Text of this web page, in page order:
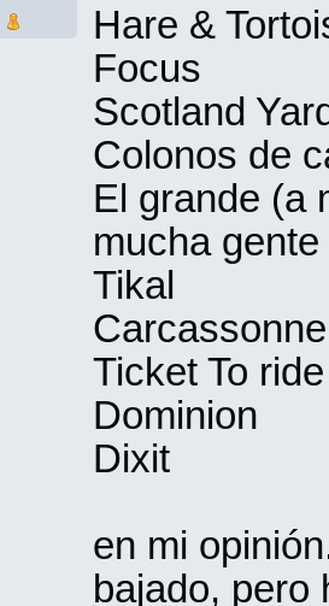
Hare &
Focus
Scotland
Colonos de
El grande (a
mucha
Tikal
Carcassonne
Ticket To ride
Dominion
Dixit
en mi
bajado, pero